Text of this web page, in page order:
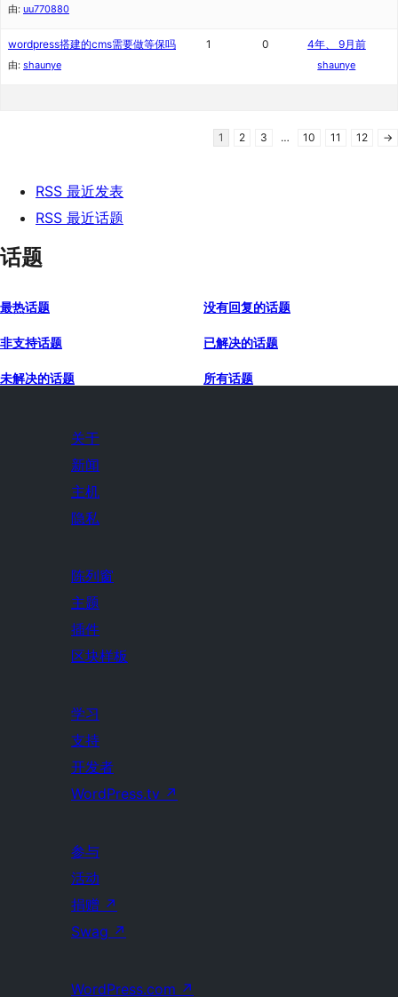
由: uu770880
wordpress搭建的cms需要做等保吗
由: shaunye
1 0 4年、 9月前
shaunye
1 2 3 … 10 11 12 →
RSS 最近发表
RSS 最近话题
话题
最热话题 没有回复的话题
非支持话题 已解决的话题
未解决的话题 所有话题
关于
新闻
主机
隐私
陈列窗
主题
插件
区块样板
学习
支持
开发者
WordPress.tv ↗
参与
活动
捐赠 ↗
Swag ↗
WordPress.com ↗